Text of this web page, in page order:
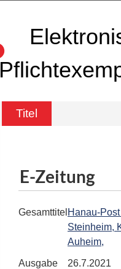
Titel
E-Zeitung
Gesamttitel Hanau-
Steinheim,
Auheim,
Ausgabe
26.7.2021